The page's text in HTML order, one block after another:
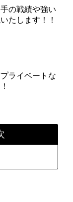
の戦績や強い
たします！！
ライベートな